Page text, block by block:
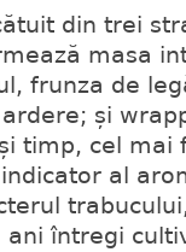
din trei
masa
frunza de
și
timp, cel mai
al
întregi